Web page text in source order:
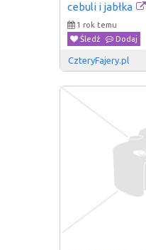
cebuli i jabłka
1 rok temu
Śledź
Dodaj
CzteryFajery.pl